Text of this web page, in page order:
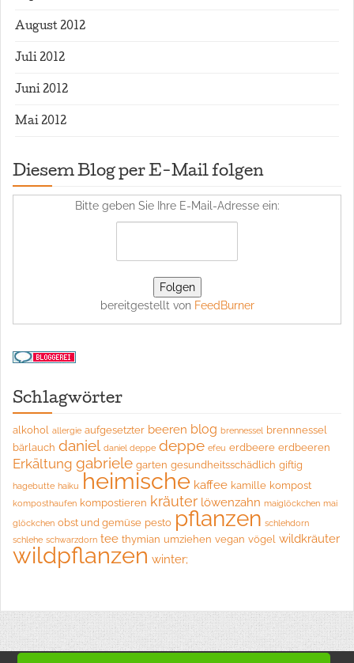
August 2012
Juli 2012
Juni 2012
Mai 2012
Diesem Blog per E-Mail folgen
Bitte geben Sie Ihre E-Mail-Adresse ein:
bereitgestellt von FeedBurner
Schlagwörter
alkohol allergie aufgesetzter beeren blog brennessel brennnessel
bärlauch daniel daniel deppe deppe efeu erdbeere erdbeeren
Erkältung gabriele garten gesundheitsschädlich giftig
hagebutte haiku heimische kaffee kamille kompost
komposthaufen kompostieren kräuter löwenzahn maiglöckchen mai
glöckchen obst und gemüse pesto pflanzen schlehdorn
schlehe schwarzdorn tee thymian umziehen vegan vögel wildkräuter
wildpflanzen winter;